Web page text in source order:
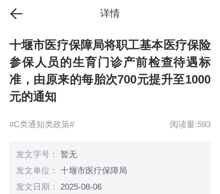
详情
十堰市医疗保障局将职工基本医疗保险
参保人员的生育门诊产前检查待遇标
准，由原来的每胎次700元提升至1000
元的通知
#C类通知类政策# 阅读量:593
发文字号：暂无
发文单位：十堰市医疗保障局
发文日期： 2025-08-06